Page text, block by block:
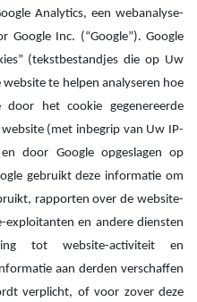
Analytics, een webanalyse-
Google Inc. (“Google”). Google
(tekstbestandjes die op Uw
te helpen analyseren hoe
het cookie gegenereerde
(met inbegrip van Uw IP-
door Google opgeslagen op
gebruikt deze informatie om
rapporten over de website-
en andere diensten
tot website-activiteit en
aan derden verschaffen
verplicht, of voor zover deze